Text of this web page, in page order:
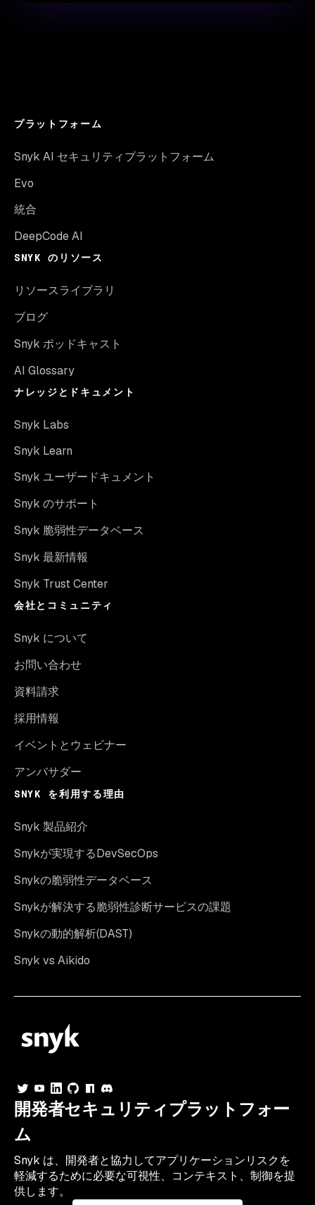
プラットフォーム
Snyk AI セキュリティプラットフォーム
Evo
統合
DeepCode AI
SNYK のリソース
リソースライブラリ
ブログ
Snyk ポッドキャスト
AI Glossary
ナレッジとドキュメント
Snyk Labs
Snyk Learn
Snyk ユーザードキュメント
Snyk のサポート
Snyk 脆弱性データベース
Snyk 最新情報
Snyk Trust Center
会社とコミュニティ
Snyk について
お問い合わせ
資料請求
採用情報
イベントとウェビナー
アンバサダー
SNYK を利用する理由
Snyk 製品紹介
Snykが実現するDevSecOps
Snykの脆弱性データベース
Snykが解決する脆弱性診断サービスの課題
Snykの動的解析(DAST)
Snyk vs Aikido
開発者セキュリティプラットフォー
ム
Snyk は、開発者と協力してアプリケーションリスクを
軽減するために必要な可視性、コンテキスト、制御を提
供します。